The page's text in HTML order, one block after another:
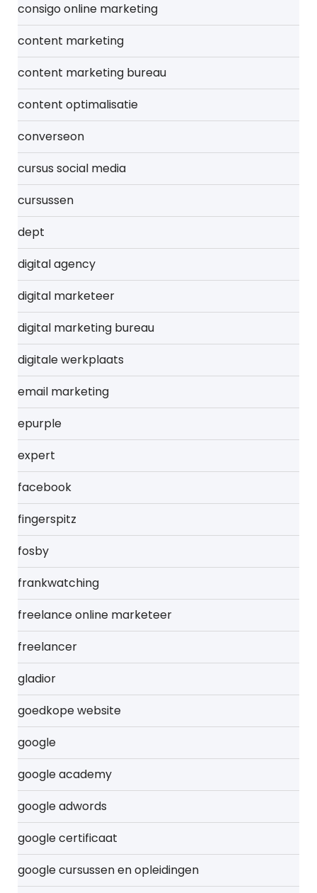
consigo online marketing
content marketing
content marketing bureau
content optimalisatie
converseon
cursus social media
cursussen
dept
digital agency
digital marketeer
digital marketing bureau
digitale werkplaats
email marketing
epurple
expert
facebook
fingerspitz
fosby
frankwatching
freelance online marketeer
freelancer
gladior
goedkope website
google
google academy
google adwords
google certificaat
google cursussen en opleidingen